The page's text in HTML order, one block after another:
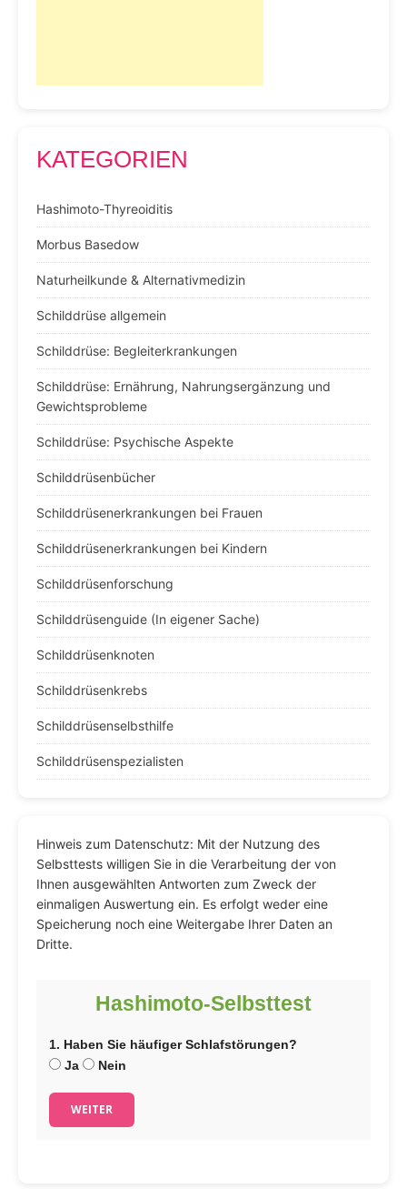
KATEGORIEN
Hashimoto-Thyreoiditis
Morbus Basedow
Naturheilkunde & Alternativmedizin
Schilddrüse allgemein
Schilddrüse: Begleiterkrankungen
Schilddrüse: Ernährung, Nahrungsergänzung und
Gewichtsprobleme
Schilddrüse: Psychische Aspekte
Schilddrüsenbücher
Schilddrüsenerkrankungen bei Frauen
Schilddrüsenerkrankungen bei Kindern
Schilddrüsenforschung
Schilddrüsenguide (In eigener Sache)
Schilddrüsenknoten
Schilddrüsenkrebs
Schilddrüsenselbsthilfe
Schilddrüsenspezialisten
Hinweis zum Datenschutz: Mit der Nutzung des
Selbsttests willigen Sie in die Verarbeitung der von
Ihnen ausgewählten Antworten zum Zweck der
einmaligen Auswertung ein. Es erfolgt weder eine
Speicherung noch eine Weitergabe Ihrer Daten an
Dritte.
Hashimoto-Selbsttest
1. Haben Sie häufiger Schlafstörungen?
Ja
Nein
WEITER